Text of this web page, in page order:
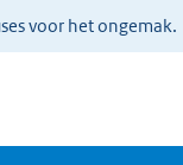
voor het ongemak.